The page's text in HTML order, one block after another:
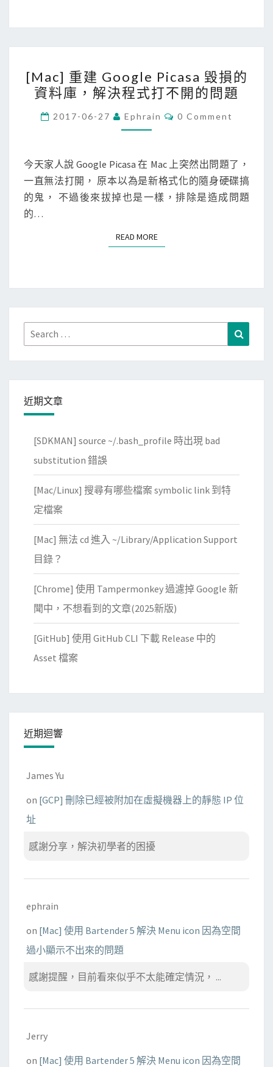
(
S
o
r
)
的
方
住
S
B
碟
檔
的
程
式
M
a
c
]
建
G
o
l
c
s
a
毀
料
，
解
程
式
不
開
的
問
題
[Mac] 重建 Google Picasa 毀損的
資料庫，解決程式打不開的問題
2017-06-27 Ephrain
C
N
S
0 Comment
今天家人說 Google Picasa 在 Mac 上突然出問題了，
一直無法打開， 原本以為是新格式化的隨身硬碟搞
的鬼， 不過後來拔掉也是一樣，排除是造成問題
的…
READ MOREREAD MORE
Search
for:
近期文章
[SDKMAN] source ~/.bash_profile 時出現 bad
substitution 錯誤
[Mac/Linux] 搜尋有哪些檔案 symbolic link 到特
定檔案
[Mac] 無法 cd 進入 ~/Library/Application Support
目錄？
[Chrome] 使用 Tampermonkey 過濾掉 Google 新
聞中，不想看到的文章(2025新版)
[GitHub] 使用 GitHub CLI 下載 Release 中的
Asset 檔案
近期迴響
James Yu
on [GCP] 刪除已經被附加在虛擬機器上的靜態 IP 位
址
感謝分享，解決初學者的困擾
ephrain
on [Mac] 使用 Bartender 5 解決 Menu icon 因為空間
過小顯示不出來的問題
感謝提醒，目前看來似乎不太能確定情況， ...
Jerry
on [Mac] 使用 Bartender 5 解決 Menu icon 因為空間